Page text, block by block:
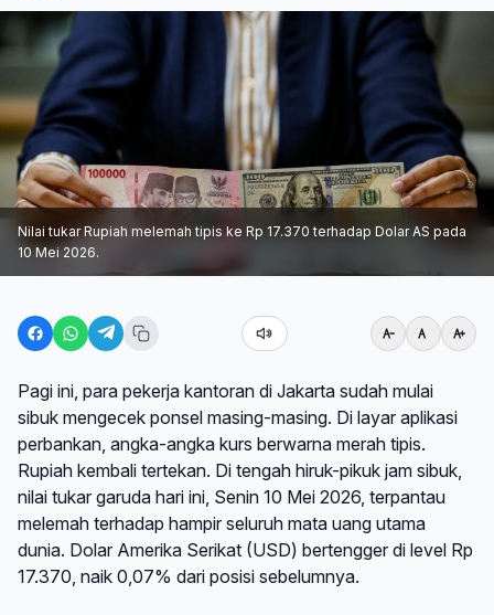
Nilai tukar Rupiah melemah tipis ke Rp 17.370 terhadap Dolar AS pada
10 Mei 2026.
Pagi ini, para pekerja kantoran di Jakarta sudah mulai
sibuk mengecek ponsel masing-masing. Di layar aplikasi
perbankan, angka-angka kurs berwarna merah tipis.
Rupiah kembali tertekan. Di tengah hiruk-pikuk jam sibuk,
nilai tukar garuda hari ini, Senin 10 Mei 2026, terpantau
melemah terhadap hampir seluruh mata uang utama
dunia. Dolar Amerika Serikat (USD) bertengger di level Rp
17.370, naik 0,07% dari posisi sebelumnya.